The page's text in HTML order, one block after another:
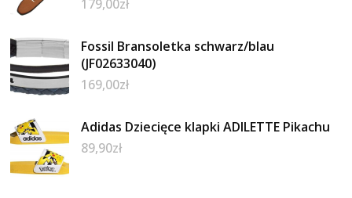
179,00zł
Fossil Bransoletka schwarz/blau
(JF02633040)
169,00zł
Adidas Dziecięce klapki ADILETTE Pikachu
89,90zł